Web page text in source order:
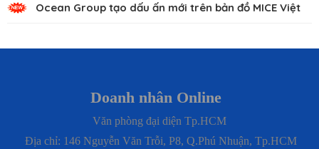
Ocean Group tạo dấu ấn mới trên bản đồ MICE Việt
Doanh nhân Online
Văn phòng đại diện Tp.HCM
Địa chỉ: 146 Nguyễn Văn Trỗi, P8, Q.Phú Nhuận, Tp.HCM